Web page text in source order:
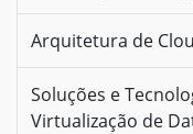
Arquitetura de
Soluções e
Virtualização de